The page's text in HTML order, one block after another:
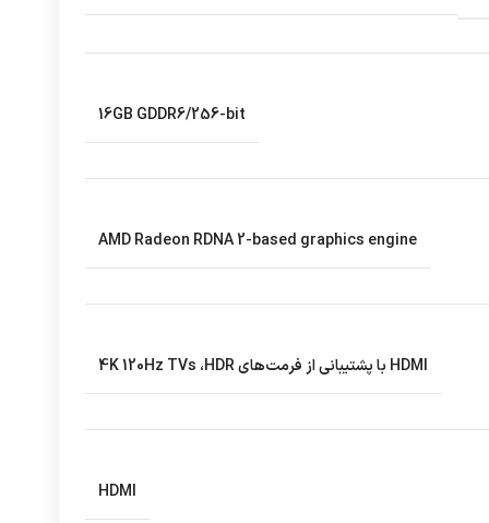
16GB GDDR6/256-bit
AMD Radeon RDNA 2-based graphics engine
HDMI با پشتیبانی از فرمت‌های 4K 120Hz TVs ،HDR
HDMI